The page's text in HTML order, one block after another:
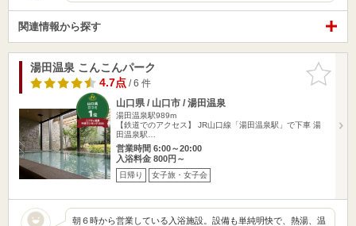
関連情報から探す
お気に入
りに追加
湯田温泉 こんこんパーク
4.7点/ 6 件
山口県 / 山口市 / 湯田温泉
湯田温泉駅989m
【鉄道でのアクセス】 JR山口線「湯田温泉駅」で下車 湯
田温泉駅…
営業時間 6:00～20:00
入浴料金 800円～
日帰り 女子旅・女子会
朝６時から営業している入浴施設。設備も単純明快で、熱湯、温